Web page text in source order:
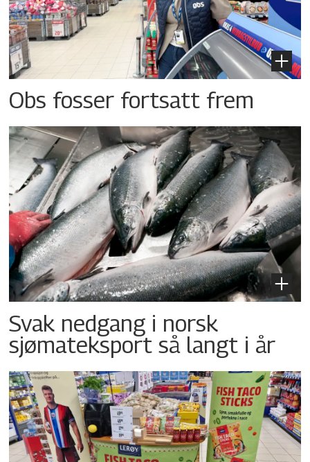
Obs fosser fortsatt frem
Svak nedgang i norsk
sjømateksport så langt i år